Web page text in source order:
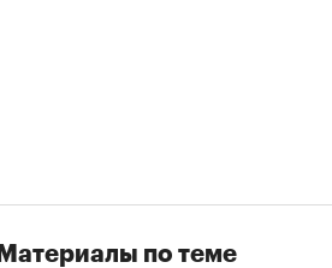
Материалы по теме